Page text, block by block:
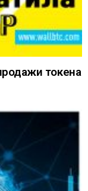
токена